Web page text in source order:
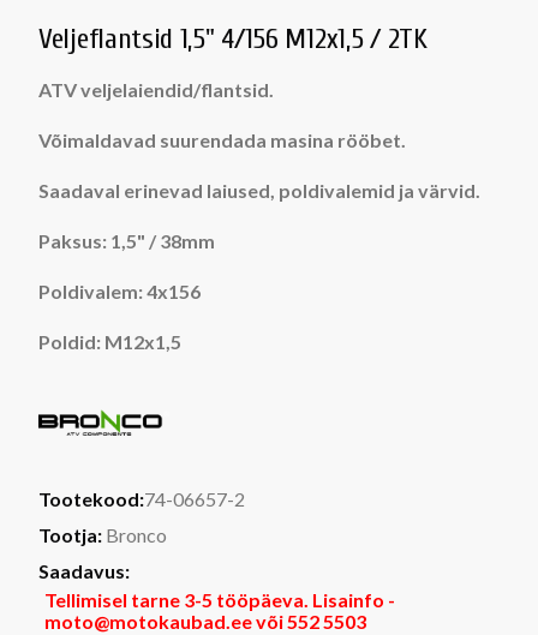
Veljeflantsid 1,5" 4/156 M12x1,5 / 2TK
ATV veljelaiendid/flantsid.
Võimaldavad suurendada masina rööbet.
Saadaval erinevad laiused, poldivalemid ja värvid.
Paksus: 1,5" / 38mm
Poldivalem: 4x156
Poldid: M12x1,5
Tootekood:74-06657-2
Tootja: Bronco
Saadavus:
Tellimisel tarne 3-5 tööpäeva. Lisainfo -
moto@motokaubad.ee või 552 5503